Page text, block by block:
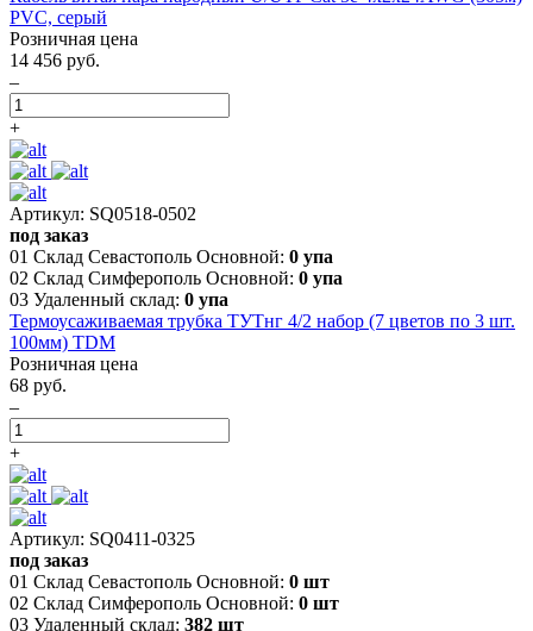
PVC, серый
Розничная цена
14 456 руб.
–
+
Артикул: SQ0518-0502
под заказ
01 Склад Севастополь Основной: 0 упа
02 Склад Симферополь Основной: 0 упа
03 Удаленный склад: 0 упа
Термоусаживаемая трубка ТУТнг 4/2 набор (7 цветов по 3 шт.
100мм) TDM
Розничная цена
68 руб.
–
+
Артикул: SQ0411-0325
под заказ
01 Склад Севастополь Основной: 0 шт
02 Склад Симферополь Основной: 0 шт
03 Удаленный склад: 382 шт